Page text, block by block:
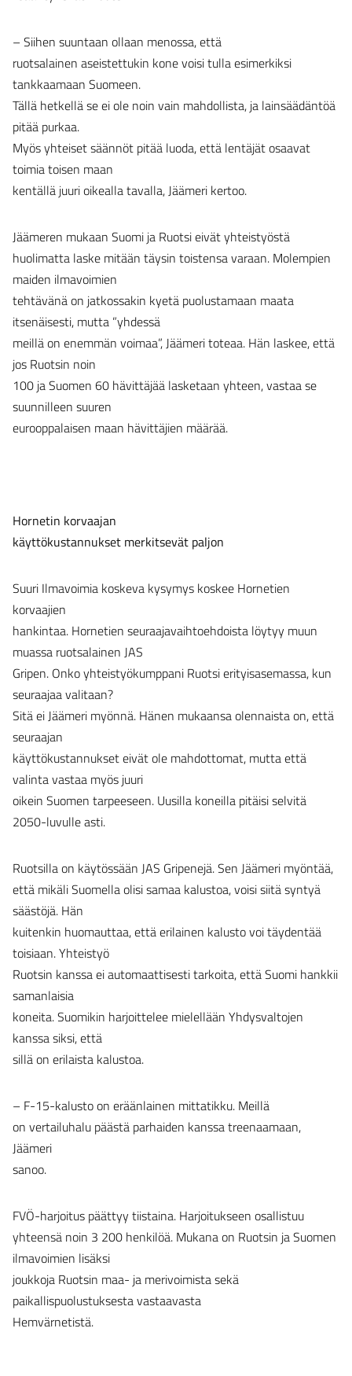
– Siihen suuntaan ollaan menossa, että
ruotsalainen aseistettukin kone voisi tulla esimerkiksi
tankkaamaan Suomeen.
Tällä hetkellä se ei ole noin vain mahdollista, ja lainsäädäntöä
pitää purkaa.
Myös yhteiset säännöt pitää luoda, että lentäjät osaavat
toimia toisen maan
kentällä juuri oikealla tavalla, Jäämeri kertoo.
Jäämeren mukaan Suomi ja Ruotsi eivät yhteistyöstä
huolimatta laske mitään täysin toistensa varaan. Molempien
maiden ilmavoimien
tehtävänä on jatkossakin kyetä puolustamaan maata
itsenäisesti, mutta ”yhdessä
meillä on enemmän voimaa”, Jäämeri toteaa. Hän laskee, että
jos Ruotsin noin
100 ja Suomen 60 hävittäjää lasketaan yhteen, vastaa se
suunnilleen suuren
eurooppalaisen maan hävittäjien määrää.
Hornetin korvaajan
käyttökustannukset merkitsevät paljon
Suuri Ilmavoimia koskeva kysymys koskee Hornetien
korvaajien
hankintaa. Hornetien seuraajavaihtoehdoista löytyy muun
muassa ruotsalainen JAS
Gripen. Onko yhteistyökumppani Ruotsi erityisasemassa, kun
seuraajaa valitaan?
Sitä ei Jäämeri myönnä. Hänen mukaansa olennaista on, että
seuraajan
käyttökustannukset eivät ole mahdottomat, mutta että
valinta vastaa myös juuri
oikein Suomen tarpeeseen. Uusilla koneilla pitäisi selvitä
2050-luvulle asti.
Ruotsilla on käytössään JAS Gripenejä. Sen Jäämeri myöntää,
että mikäli Suomella olisi samaa kalustoa, voisi siitä syntyä
säästöjä. Hän
kuitenkin huomauttaa, että erilainen kalusto voi täydentää
toisiaan. Yhteistyö
Ruotsin kanssa ei automaattisesti tarkoita, että Suomi hankkii
samanlaisia
koneita. Suomikin harjoittelee mielellään Yhdysvaltojen
kanssa siksi, että
sillä on erilaista kalustoa.
– F-15-kalusto on eräänlainen mittatikku. Meillä
on vertailuhalu päästä parhaiden kanssa treenaamaan,
Jäämeri
sanoo.
FVÖ-harjoitus päättyy tiistaina. Harjoitukseen osallistuu
yhteensä noin 3 200 henkilöä. Mukana on Ruotsin ja Suomen
ilmavoimien lisäksi
joukkoja Ruotsin maa- ja merivoimista sekä
paikallispuolustuksesta vastaavasta
Hemvärnetistä.